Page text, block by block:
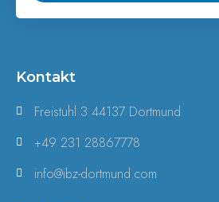
Kontakt
Freistuhl 3 44137 Dortmund
+49 231 28867778
info@ibz-dortmund.com